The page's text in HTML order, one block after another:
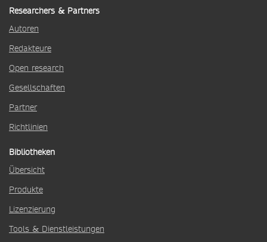
Researchers & Partners
Autoren
Redakteure
Open research
Gesellschaften
Partner
Richtlinien
Bibliotheken
Übersicht
Produkte
Lizenzierung
Tools & Dienstleistungen